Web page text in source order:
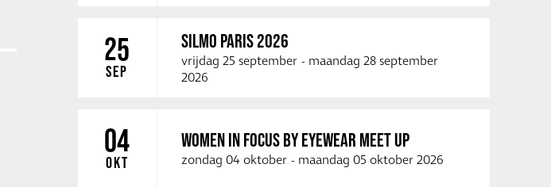
25
SEP
SILMO PARIS 2026
vrijdag 25 september - maandag 28 september
2026
04
OKT
WOMEN IN FOCUS BY EYEWEAR MEET UP
zondag 04 oktober - maandag 05 oktober 2026